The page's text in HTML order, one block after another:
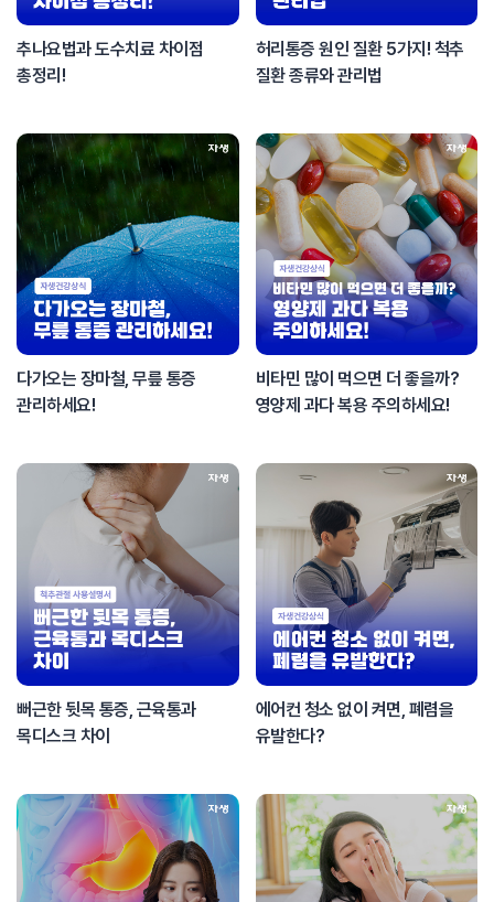
추나요법과 도수치료 차이점
총정리!
허리통증 원인 질환 5가지! 척추
질환 종류와 관리법
다가오는 장마철, 무릎 통증
관리하세요!
비타민 많이 먹으면 더 좋을까?
영양제 과다 복용 주의하세요!
뻐근한 뒷목 통증, 근육통과
목디스크 차이
에어컨 청소 없이 켜면, 폐렴을
유발한다?